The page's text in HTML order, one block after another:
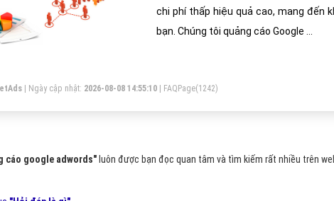
chi phí thấp hiệu quả cao, mang đến
bạn. Chúng tôi quảng cáo Google ...
| Ngày cập nhật: 2026-08-08 14:55:10 FAQPage(1242)
cáo google adwords" luôn được bạn đọc quan tâm và tìm kiếm rất nhiều trên